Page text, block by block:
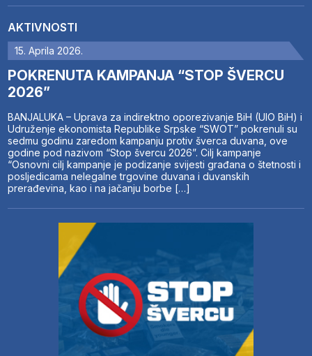
AKTIVNOSTI
15. Aprila 2026.
POKRENUTA KAMPANJA “STOP ŠVERCU
2026”
BANJALUKA – Uprava za indirektno oporezivanje BiH (UIO BiH) i
Udruženje ekonomista Republike Srpske “SWOT” pokrenuli su
sedmu godinu zaredom kampanju protiv šverca duvana, ove
godine pod nazivom “Stop švercu 2026”. Cilj kampanje
“Osnovni cilj kampanje je podizanje svijesti građana o štetnosti i
posljedicama nelegalne trgovine duvana i duvanskih
prerađevina, kao i na jačanju borbe […]